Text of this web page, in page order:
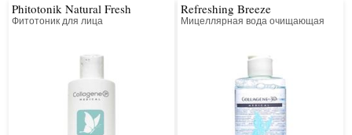
Phitotonik Natural Fresh
Фитотоник для лица
Refreshing Breeze
Мицеллярная вода очищающая